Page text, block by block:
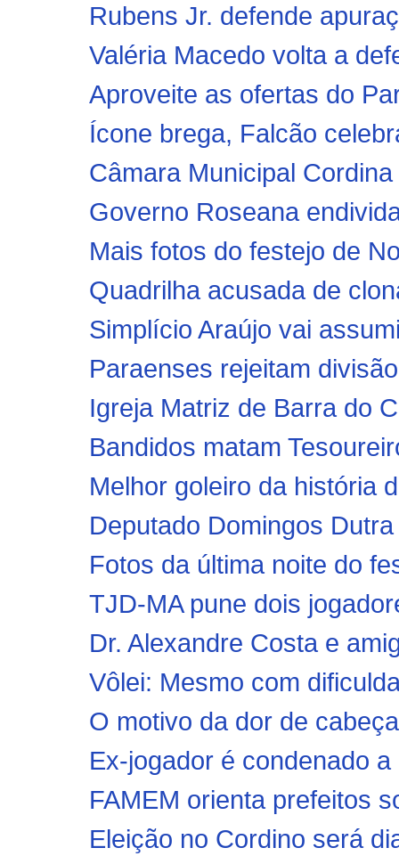
Rubens Jr. defende
Valéria Macedo volta a
Aproveite as ofertas do
Ícone brega, Falcão
Câmara Municipal
Governo Roseana
Mais fotos do festejo de
Quadrilha acusada de
Simplício Araújo vai
Paraenses rejeitam
Igreja Matriz de Barra do
Bandidos matam
Melhor goleiro da história
Deputado Domingos
Fotos da última noite do
TJD-MA pune dois
Dr. Alexandre Costa e
Vôlei: Mesmo com
O motivo da dor de
Ex-jogador é condenado
FAMEM orienta prefeitos
Eleição no Cordino será